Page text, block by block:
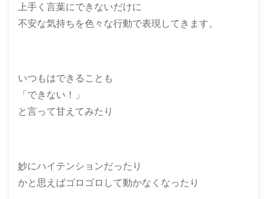
上手く言葉にできないだけに
不安な気持ちを色々な行動で表現してきます。
いつもはできることも
「できない！」
と言って甘えてみたり
妙にハイテンションだったり
かと思えばゴロゴロして動かなくなったり